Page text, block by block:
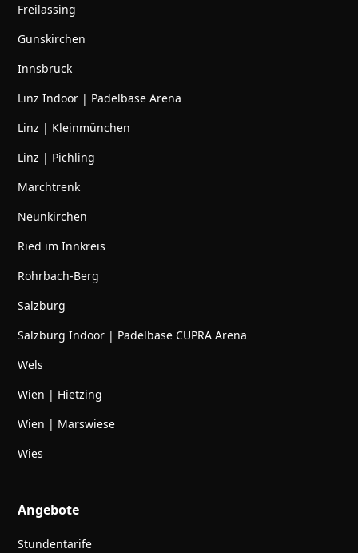
Freilassing
Gunskirchen
Innsbruck
Linz Indoor | Padelbase Arena
Linz | Kleinmünchen
Linz | Pichling
Marchtrenk
Neunkirchen
Ried im Innkreis
Rohrbach-Berg
Salzburg
Salzburg Indoor | Padelbase CUPRA Arena
Wels
Wien | Hietzing
Wien | Marswiese
Wies
Angebote
Stundentarife